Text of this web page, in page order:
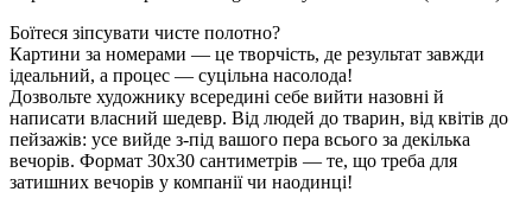
Боїтеся зіпсувати чисте полотно?
Картини за номерами — це творчість, де результат завжди
ідеальний, а процес — суцільна насолода!
Дозвольте художнику всередині себе вийти назовні й
написати власний шедевр. Від людей до тварин, від квітів до
пейзажів: усе вийде з-під вашого пера всього за декілька
вечорів. Формат 30х30 сантиметрів — те, що треба для
затишних вечорів у компанії чи наодинці!